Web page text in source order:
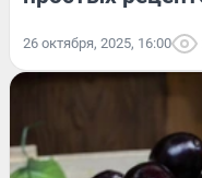
26 октября, 2025, 16:00